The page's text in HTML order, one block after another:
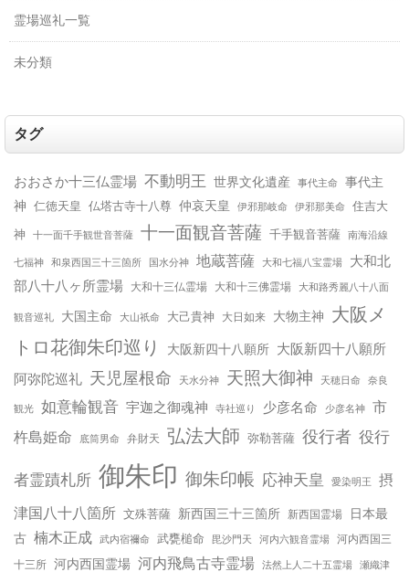
霊場巡礼一覧
未分類
タグ
おおさか十三仏霊場 不動明王 世界文化遺産 事代主命
事代主
神 仁徳天皇 仏塔古寺十八尊 仲哀天皇 伊邪那岐命 伊邪那美命 住吉大
神 十一面千手観世音菩薩 十一面観音菩薩 千手観音菩薩 南海沿線
七福神 和泉西国三十三箇所 国水分神 地蔵菩薩 大和七福八宝霊場
大和北
部八十八ヶ所霊場
大和十三仏霊場 大和十三佛霊場 大和路秀麗八十八面
観音巡礼 大国主命 大山祇命 大己貴神 大日如来 大物主神
大阪メ
トロ花御朱印巡り
大阪新四十八願所 大阪新四十八願所
阿弥陀巡礼 天児屋根命 天水分神 天照大御神 天穂日命 奈良
観光 如意輪観音 宇迦之御魂神 寺社巡り 少彦名命 少彦名神 市
杵島姫命
底筒男命 弁財天 弘法大師 弥勒菩薩 役行者 役行
者霊蹟札所 御朱印 御朱印帳 応神天皇 愛染明王
摂
津国八十八箇所 文殊菩薩 新西国三十三箇所 新西国霊場
日本最
古 楠木正成 武内宿禰命 武甕槌命 毘沙門天 河内六観音霊場
河内西国三
十三所 河内西国霊場 河内飛鳥古寺霊場 法然上人二十五霊場 瀬織津